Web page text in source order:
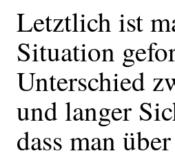
Letztlich ist
Situation
Unterschied
und langer
dass man